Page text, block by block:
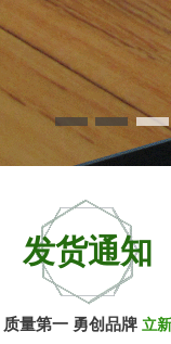
发货通知
质量第一 勇创品牌 立新